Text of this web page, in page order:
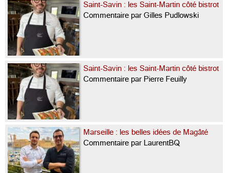
Saint-Savin : les Saint-Martin côté bistrot
Commentaire par Gilles Pudlowski
Saint-Savin : les Saint-Martin côté bistrot
Commentaire par Pierre Feuilly
Marseille : les belles idées de Magâté
Commentaire par LaurentBQ